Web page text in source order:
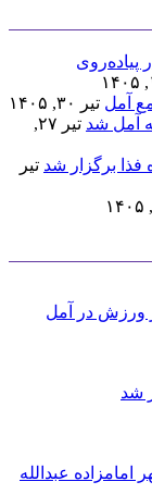
پیاده‌روی
آمل تیر ۳۰, ۱۴۰۵
آمل شد
تیر ۲۷,
برگزار شد تیر
ورزش در آمل
شد
عبدالله